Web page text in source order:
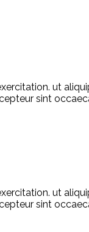
ut
sint
ut
sint